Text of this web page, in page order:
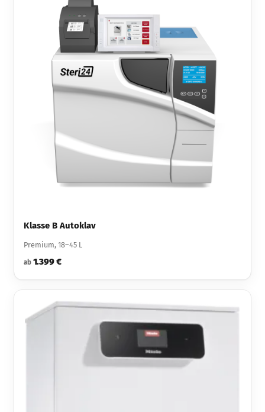
Klasse B Autoklav
Premium, 18–45 L
ab1.399 €